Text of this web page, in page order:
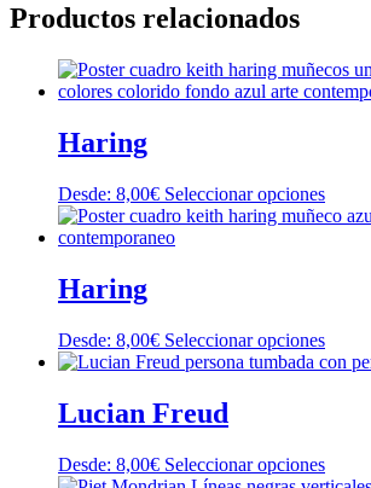
Productos relacionados
Haring
Desde: 8,00€ Seleccionar opcionesEste
se
de
Haring
Desde: 8,00€ Seleccionar opcionesEste
Lucian Freud
Desde: 8,00€ Seleccionar opcionesEste